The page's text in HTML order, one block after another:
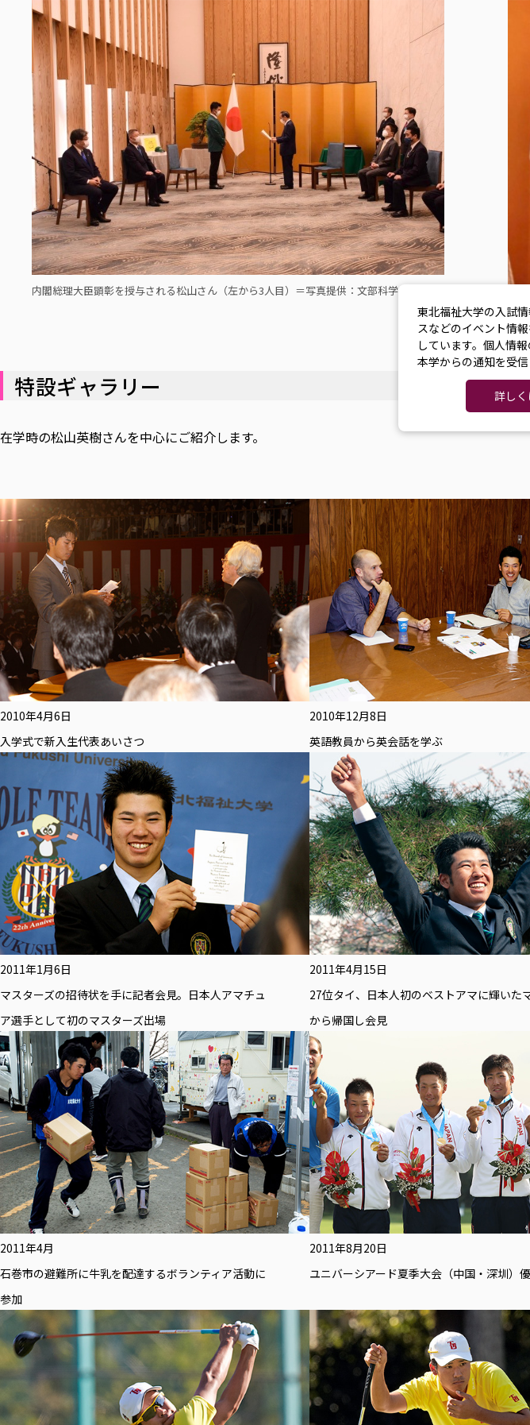
内閣総理大臣顕彰を授与される松山さん（左から3人目）＝写真提供：文部科学省
内
特設ギャラリー
在学時の松山英樹さんを中心にご紹介します。
2010年4月6日
入学式で新入生代表あいさつ
2010年12月8日
英語教員から英会話を学ぶ
2011年1月6日
マスターズの招待状を手に記者会見。日本人アマチュ
ア選手として初のマスターズ出場
2011年4月15日
27位タイ、日本人初のベストアマに輝いた
から帰国し会見
2011年4月
石巻市の避難所に牛乳を配達するボランティア活動に
参加
2011年8月20日
ユニバーシアード夏季大会（中国・深圳）
東北福祉大学の入試
スなどのイベント情
しています。個人情
本学からの通知を受信
詳し